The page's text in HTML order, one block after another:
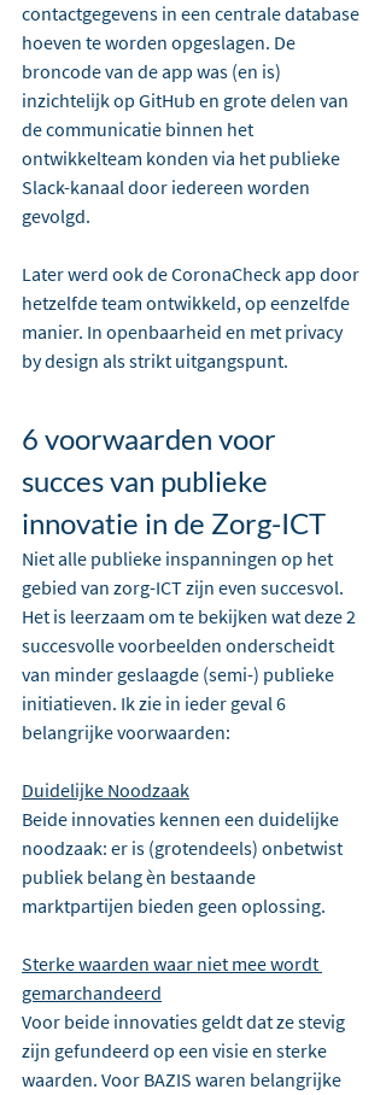
contactgegevens in een centrale database
hoeven te worden opgeslagen. De
broncode van de app was (en is)
inzichtelijk op GitHub en grote delen van
de communicatie binnen het
ontwikkelteam konden via het publieke
Slack-kanaal door iedereen worden
gevolgd.
Later werd ook de CoronaCheck app door
hetzelfde team ontwikkeld, op eenzelfde
manier. In openbaarheid en met privacy
by design als strikt uitgangspunt.
6 voorwaarden voor
succes van publieke
innovatie in de Zorg-ICT
Niet alle publieke inspanningen op het
gebied van zorg-ICT zijn even succesvol.
Het is leerzaam om te bekijken wat deze 2
succesvolle voorbeelden onderscheidt
van minder geslaagde (semi-) publieke
initiatieven. Ik zie in ieder geval 6
belangrijke voorwaarden:
Duidelijke Noodzaak
Beide innovaties kennen een duidelijke
noodzaak: er is (grotendeels) onbetwist
publiek belang èn bestaande
marktpartijen bieden geen oplossing.
Sterke waarden waar niet mee wordt
gemarchandeerd
Voor beide innovaties geldt dat ze stevig
zijn gefundeerd op een visie en sterke
waarden. Voor BAZIS waren belangrijke